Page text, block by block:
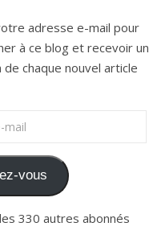
adresse e-mail pour
à ce blog et recevoir
chaque nouvel article
vous
330 autres abonnés